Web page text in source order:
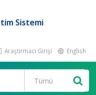
Sistemi
Araştırmacı Girişi English